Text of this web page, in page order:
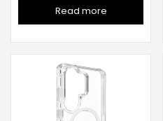
Read more